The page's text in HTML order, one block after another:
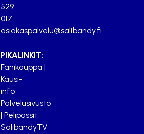
529
017
asiakaspalvelu@salibandy.fi
PIKALINKIT:
Fanikauppa |
Kausi-
info
Palvelusivusto
| Pelipassit
SalibandyTV